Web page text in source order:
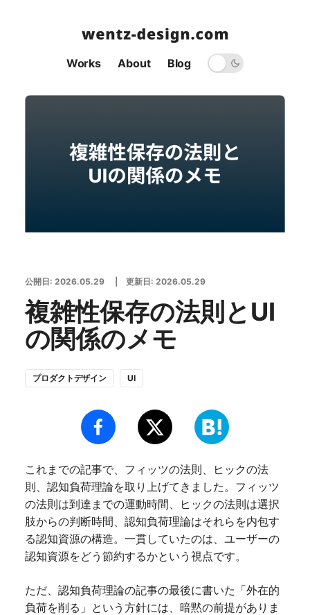
Works About Blog
公開日: 2026.05.29 | 更新日: 2026.05.29
複雑性保存の法則とUI
の関係のメモ
プロダクトデザイン UI
これまでの記事で、フィッツの法則、ヒックの法
則、認知負荷理論を取り上げてきました。フィッツ
の法則は到達までの運動時間、ヒックの法則は選択
肢からの判断時間、認知負荷理論はそれらを内包す
る認知資源の構造。一貫していたのは、ユーザーの
認知資源をどう節約するかという視点です。
ただ、認知負荷理論の記事の最後に書いた「外在的
負荷を削る」という方針には、暗黙の前提がありま